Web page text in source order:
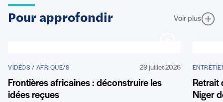
Pour approfondir Voir plus
VIDÉOS / AFRIQUE/S 29 juillet 2026
Frontières africaines : déconstruire les
idées reçues
Retrait
Niger